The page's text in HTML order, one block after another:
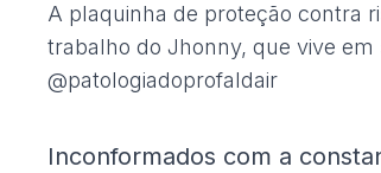
A plaquinha de proteção contra
trabalho do Jhonny, que vive
@patologiadoprofaldair
Inconformados com a